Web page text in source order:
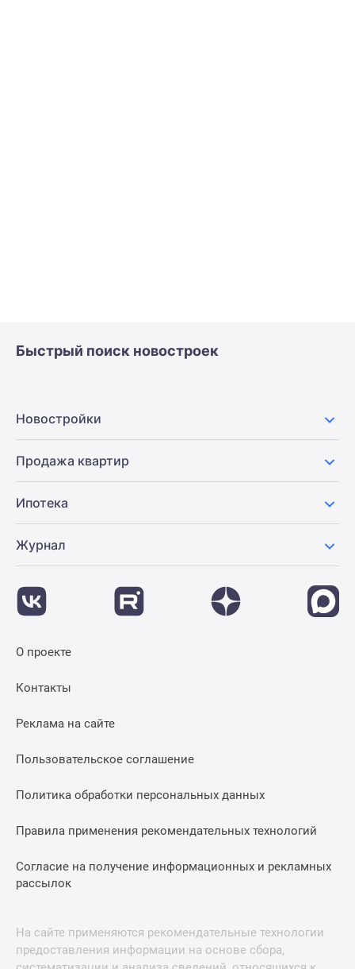
Быстрый поиск новостроек
Новостройки
Продажа квартир
Ипотека
Журнал
О проекте
Контакты
Реклама на сайте
Пользовательское соглашение
Политика обработки персональных данных
Правила применения рекомендательных технологий
Согласие на получение информационных и рекламных
рассылок
На сайте применяются рекомендательные технологии
предоставления информации на основе сбора,